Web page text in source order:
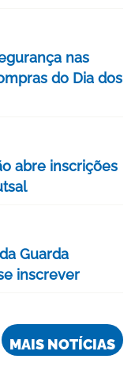
nas
do Dia dos
abre inscrições
Guarda
inscrever
MAIS NOTÍCIAS